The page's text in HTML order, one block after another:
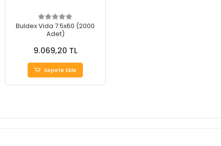
Buldex Vida 7.5x60 (2000
Adet)
9.069,20 TL
Sepete Ekle